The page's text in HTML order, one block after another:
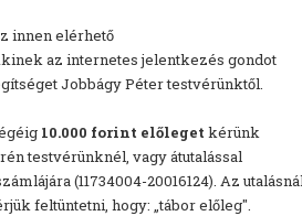
innen elérhető
az internetes jelentkezés gondot
Jobbágy Péter testvérünktől.
10.000 forint előleget kérünk
testvérünknél, vagy átutalással
(11734004-20016124). Az
feltüntetni, hogy: „tábor előleg".